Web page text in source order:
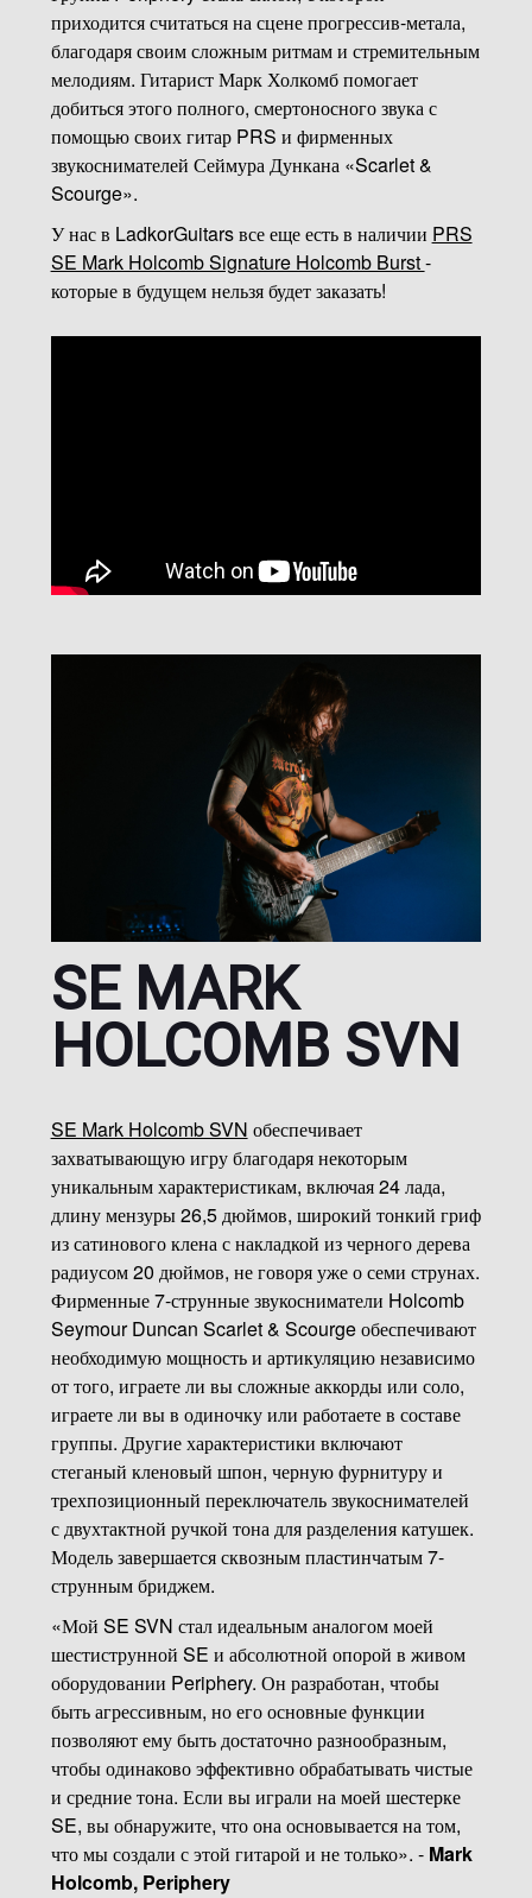
приходится считаться на сцене прогрессив-метала,
благодаря своим сложным ритмам и стремительным
мелодиям. Гитарист Марк Холкомб помогает
добиться этого полного, смертоносного звука с
помощью своих гитар PRS и фирменных
звукоснимателей Сеймура Дункана «Scarlet &
Scourge».
У нас в LadkorGuitars все еще есть в наличии PRS
SE Mark Holcomb Signature Holcomb Burst-
которые в будущем нельзя будет заказать!
SE MARK
HOLCOMB SVN
SE Mark Holcomb SVN обеспечивает
захватывающую игру благодаря некоторым
уникальным характеристикам, включая 24 лада,
длину мензуры 26,5 дюймов, широкий тонкий гриф
из сатинового клена с накладкой из черного дерева
радиусом 20 дюймов, не говоря уже о семи струнах.
Фирменные 7-струнные звукосниматели Holcomb
Seymour Duncan Scarlet & Scourge обеспечивают
необходимую мощность и артикуляцию независимо
от того, играете ли вы сложные аккорды или соло,
играете ли вы в одиночку или работаете в составе
группы. Другие характеристики включают
стеганый кленовый шпон, черную фурнитуру и
трехпозиционный переключатель звукоснимателей
с двухтактной ручкой тона для разделения катушек.
Модель завершается сквозным пластинчатым 7-
струнным бриджем.
«Мой SE SVN стал идеальным аналогом моей
шестиструнной SE и абсолютной опорой в живом
оборудовании Periphery. Он разработан, чтобы
быть агрессивным, но его основные функции
позволяют ему быть достаточно разнообразным,
чтобы одинаково эффективно обрабатывать чистые
и средние тона. Если вы играли на моей шестерке
SE, вы обнаружите, что она основывается на том,
что мы создали с этой гитарой и не только». -Mark
Holcomb, Periphery